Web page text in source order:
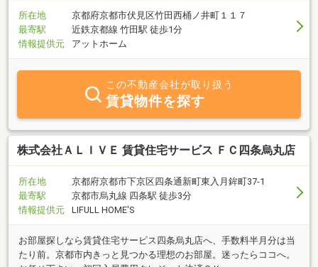
の有効活用を得意として営んでおります。ご相談は無料ですのでお
気軽にお問い合わせ下さいませ。
所在地
京都府京都市伏見区竹田西桶ノ井町１１７
最寄駅
近鉄京都線 竹田駅 徒歩1分
情報提供元
アットホーム
この不動産会社が取り扱う
賃貸物件を探す
株式会社ＡＬＩＶＥ 賃貸住宅サービス ＦＣ四条烏丸店
所在地
京都府京都市下京区四条通新町東入月鉾町37-1
最寄駅
京都市烏丸線 四条駅 徒歩3分
情報提供元
LIFULL HOME'S
お部屋探しなら賃貸住宅サービス四条烏丸店へ、手数料半月分は当
たり前。京都市内きっと見つかる理想のお部屋。迷ったらココへ。